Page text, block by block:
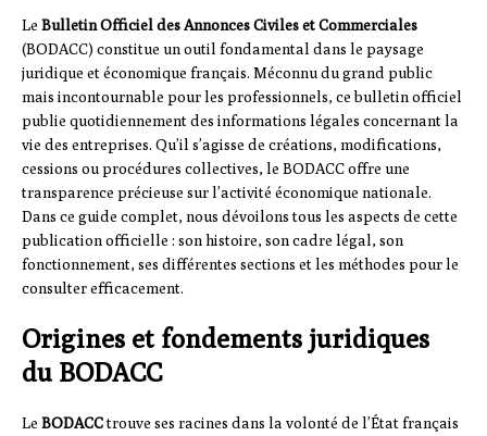
Le Bulletin Officiel des Annonces Civiles et Commerciales
(BODACC) constitue un outil fondamental dans le paysage
juridique et économique français. Méconnu du grand public
mais incontournable pour les professionnels, ce bulletin officiel
publie quotidiennement des informations légales concernant la
vie des entreprises. Qu’il s’agisse de créations, modifications,
cessions ou procédures collectives, le BODACC offre une
transparence précieuse sur l’activité économique nationale.
Dans ce guide complet, nous dévoilons tous les aspects de cette
publication officielle : son histoire, son cadre légal, son
fonctionnement, ses différentes sections et les méthodes pour le
consulter efficacement.
Origines et fondements juridiques
du BODACC
Le BODACCtrouve ses racines dans la volonté de l’État français